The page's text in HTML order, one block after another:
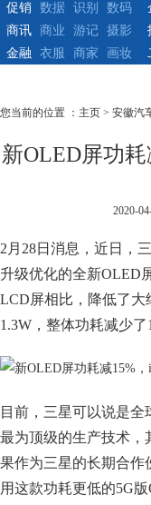
促销
数据 识别 数码
商讯
商业 游记
摄影
金融
衣服 商家 画妆
您当前的位置 ： 主页 > 安徽汽
新OLED屏功耗
2020-
2月28日消息，近日，
升级优化的全新OLED
LCD屏相比，降低了大
1.3W，整体功耗减少了
目前，三星可以说是
最为顶级的生产技术，
果作为三星的长期合作
用这款功耗更低的5G